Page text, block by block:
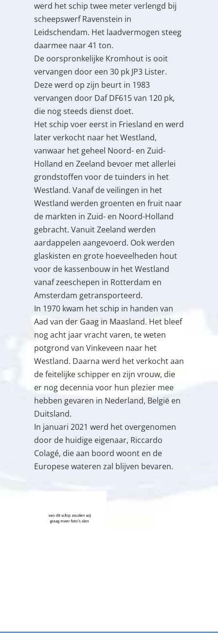
werd het schip twee meter verlengd bij
scheepswerf Ravenstein in
Leidschendam. Het laadvermogen steeg
daarmee naar 41 ton.
De oorspronkelijke Kromhout is ooit
vervangen door een 30 pk JP3 Lister.
Deze werd op zijn beurt in 1983
vervangen door Daf DF615 van 120 pk,
die nog steeds dienst doet.
Het schip voer eerst in Friesland en werd
later verkocht naar het Westland,
vanwaar het geheel Noord- en Zuid-
Holland en Zeeland bevoer met allerlei
grondstoffen voor de tuinders in het
Westland. Vanaf de veilingen in het
Westland werden groenten en fruit naar
de markten in Zuid- en Noord-Holland
gebracht. Vanuit Zeeland werden
aardappelen aangevoerd. Ook werden
glaskisten en grote hoeveelheden hout
voor de kassenbouw in het Westland
vanaf zeeschepen in Rotterdam en
Amsterdam getransporteerd.
In 1970 kwam het schip in handen van
Aad van der Gaag in Maasland. Het bleef
nog acht jaar vracht varen, te weten
potgrond van Vinkeveen naar het
Westland. Daarna werd het verkocht aan
de feitelijke schipper en zijn vrouw, die
er nog decennia voor hun plezier mee
hebben gevaren in Nederland, België en
Duitsland.
In januari 2021 werd het overgenomen
door de huidige eigenaar, Riccardo
Colagé, die aan boord woont en de
Europese wateren zal blijven bevaren.